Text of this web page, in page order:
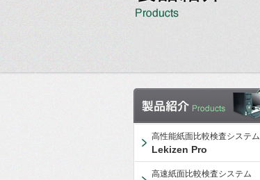
高性能紙面比較検査システム
Lekizen Pro
高速紙面比較検査システム